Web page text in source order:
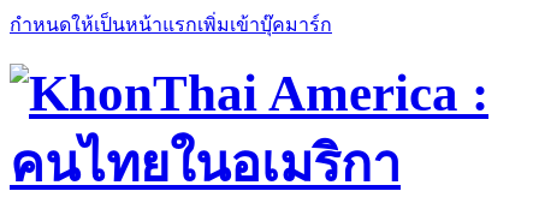
กำหนดให้เป็นหน้าแรกเพิ่มเข้าบุ๊คมาร์ก